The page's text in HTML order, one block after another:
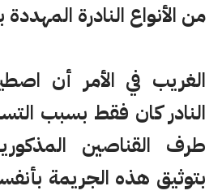
من الأنواع النادرة المهددة
الغريب في الأمر أن
النادر كان فقط بسبب
طرف القناصين
بتوثيق هذه الجريمة